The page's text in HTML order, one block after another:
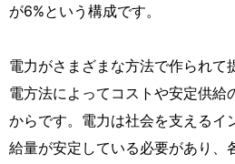
が6%という構成です。
電力がさまざまな方法で作られて
電方法によってコストや安定供給
からです。電力は社会を支えるイ
給量が安定している必要があり、